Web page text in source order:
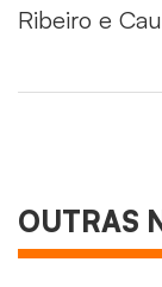
Ribeiro e
OUTRAS